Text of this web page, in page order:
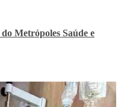
do Metrópoles Saúde e